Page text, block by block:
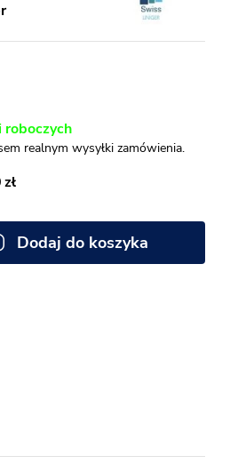
roboczych
realnym wysyłki zamówienia.
Dodaj do koszyka